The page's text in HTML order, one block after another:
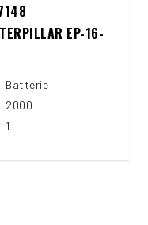
EP-16-
Batterie
2000
1